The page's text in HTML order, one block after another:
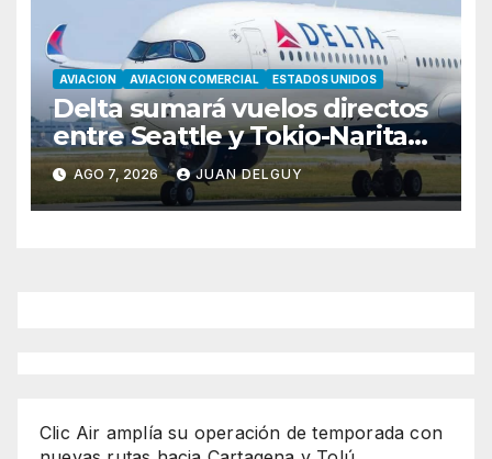
AVIACION AVIACION COMERCIAL ESTADOS UNIDOS
Delta sumará vuelos directos
entre Seattle y Tokio-Narita
desde marzo de 2027
AGO 7, 2026 JUAN DELGUY
Clic Air amplía su operación de temporada con